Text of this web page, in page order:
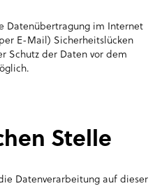
Datenübertragung im Internet
E-Mail) Sicherheitslücken
Schutz der Daten vor dem
Stelle
Datenverarbeitung auf dieser